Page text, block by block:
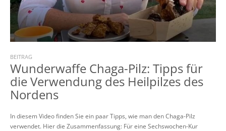
BEITRAG
Wunderwaffe Chaga-Pilz: Tipps für
die Verwendung des Heilpilzes des
Nordens
In diesem Video finden Sie ein paar Tipps, wie man den Chaga-Pilz
verwendet. Hier die Zusammenfassung: Für eine Sechswochen-Kur